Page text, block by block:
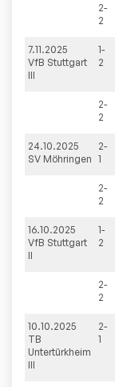
2-
2
7.11.2025
VfB Stuttgart
III
1-
2
2-
2
24.10.2025
SV Möhringen
2-
1
2-
2
16.10.2025
VfB Stuttgart
II
1-
2
2-
2
10.10.2025
TB
Untertürkheim
III
2-
1